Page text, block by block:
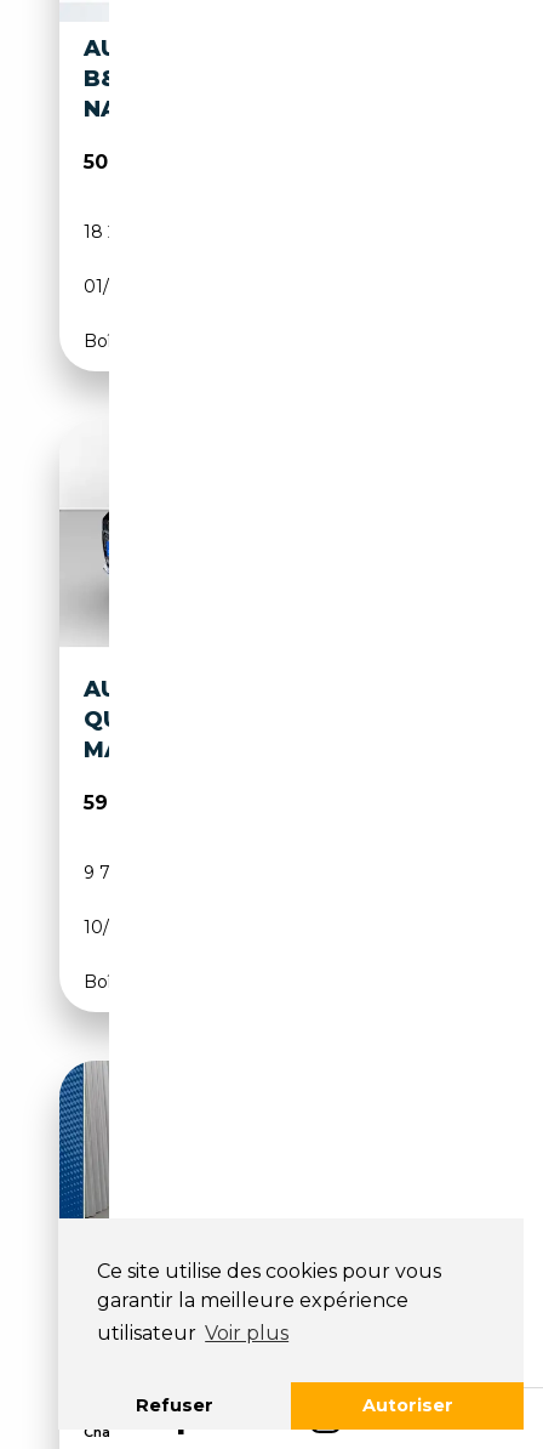
Ce site utilise des cookies pour vous
garantir la meilleure expérience
utilisateur Voir plus
Refuser Autoriser
AUDI S6 AVANT TDI
B&O,LEDER,MATRIX,KAMERA,
NAVI,PDC
50 850€
18 200 km
01/2025
Boîte automatique
AUDI S6 AVANT 3.0 TDI
QUATTRO TIPTRONIC
MATRIX*LUFTFED*...
59 980€
9 730 km
10/2023
Boîte automatique
AUDI S6 AVANT TDI QUATTRO
Chauffage...